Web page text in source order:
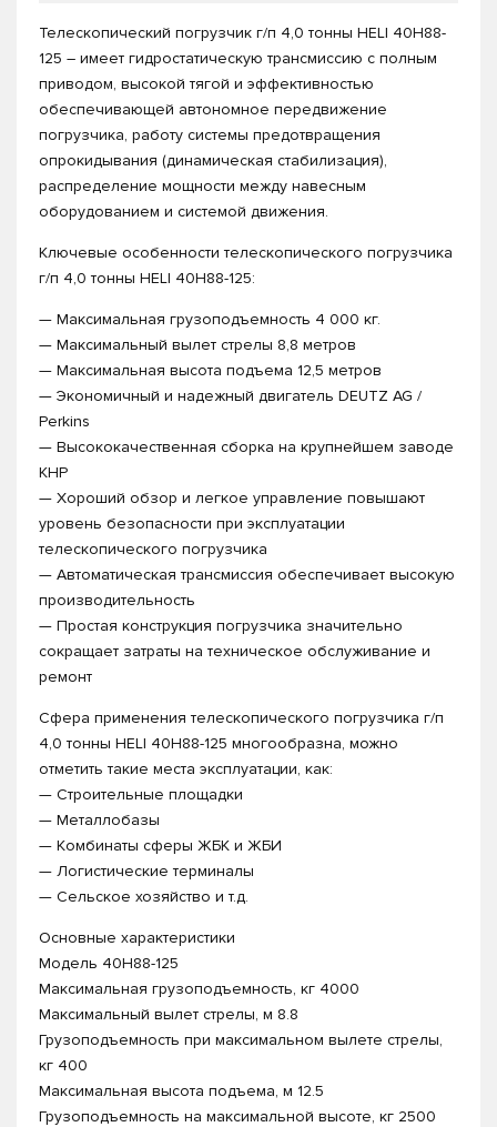
Телескопический погрузчик г/п 4,0 тонны HELI 40H88-
125 – имеет гидростатическую трансмиссию с полным
приводом, высокой тягой и эффективностью
обеспечивающей автономное передвижение
погрузчика, работу системы предотвращения
опрокидывания (динамическая стабилизация),
распределение мощности между навесным
оборудованием и системой движения.
Ключевые особенности телескопического погрузчика
г/п 4,0 тонны HELI 40H88-125:
— Максимальная грузоподъемность 4 000 кг.
— Максимальный вылет стрелы 8,8 метров
— Максимальная высота подъема 12,5 метров
— Экономичный и надежный двигатель DEUTZ AG /
Perkins
— Высококачественная сборка на крупнейшем заводе
КНР
— Хороший обзор и легкое управление повышают
уровень безопасности при эксплуатации
телескопического погрузчика
— Автоматическая трансмиссия обеспечивает высокую
производительность
— Простая конструкция погрузчика значительно
сокращает затраты на техническое обслуживание и
ремонт
Сфера применения телескопического погрузчика г/п
4,0 тонны HELI 40H88-125 многообразна, можно
отметить такие места эксплуатации, как:
— Строительные площадки
— Металлобазы
— Комбинаты сферы ЖБК и ЖБИ
— Логистические терминалы
— Сельское хозяйство и т.д.
Основные характеристики
Модель 40H88-125
Максимальная грузоподъемность, кг 4000
Максимальный вылет стрелы, м 8.8
Грузоподъемность при максимальном вылете стрелы,
кг 400
Максимальная высота подъема, м 12.5
Грузоподъемность на максимальной высоте, кг 2500